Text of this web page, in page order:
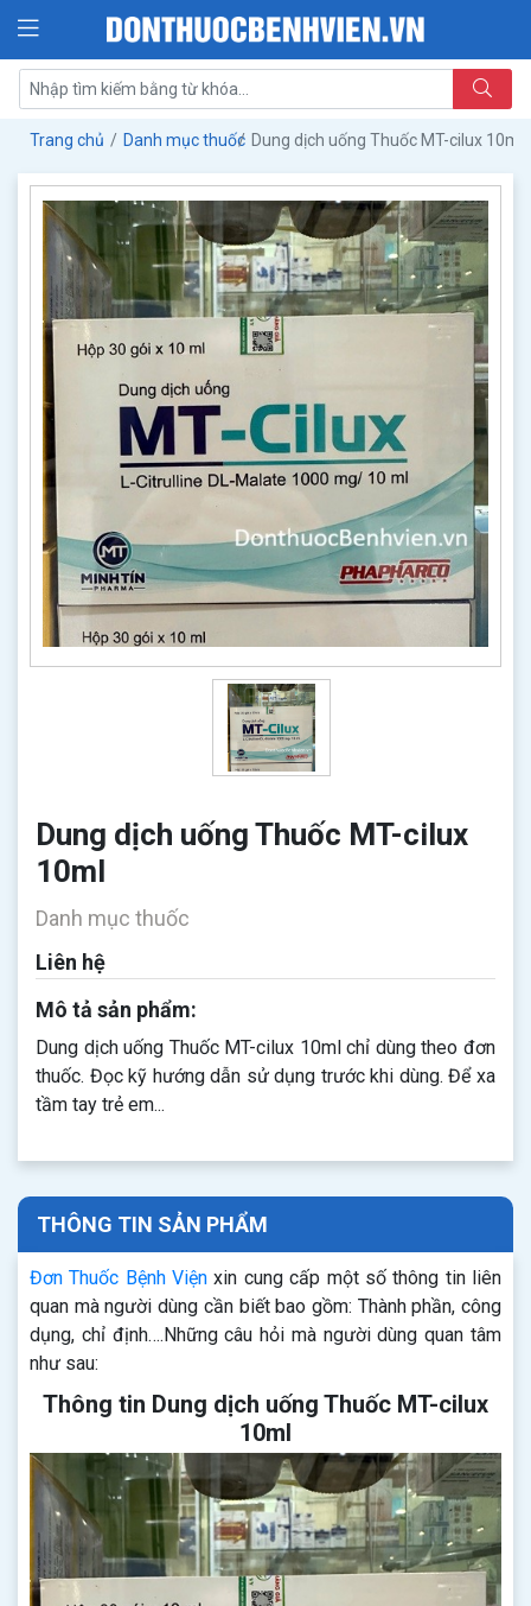
Trang chủ Danh mục thuốc Dung dịch uống Thuốc MT-cilux 10ml
Dung dịch uống Thuốc MT-cilux
10ml
Danh mục thuốc
Liên hệ
Mô tả sản phẩm:
Dung dịch uống Thuốc MT-cilux 10ml chỉ dùng theo đơn
thuốc. Đọc kỹ hướng dẫn sử dụng trước khi dùng. Để xa
tầm tay trẻ em...
THÔNG TIN SẢN PHẨM
Đơn Thuốc Bệnh Viện xin cung cấp một số thông tin liên
quan mà người dùng cần biết bao gồm: Thành phần, công
dụng, chỉ định….Những câu hỏi mà người dùng quan tâm
như sau:
Thông tin Dung dịch uống Thuốc MT-cilux
10ml